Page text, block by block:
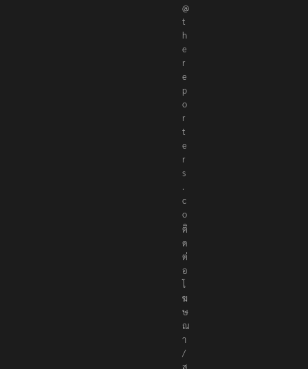
@
t
h
e
r
e
p
o
r
t
e
r
s
.
c
o
ติ
ด
ต่
อ
โ
ฆ
ษ
ณ
า
/
ส